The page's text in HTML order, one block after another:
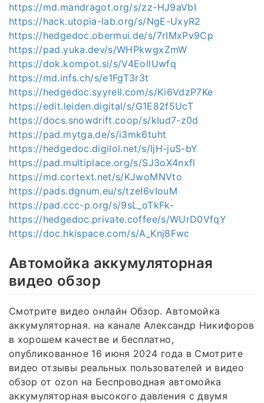
https://md.mandragot.org/s/zz-HJ9aVbI
https://hack.utopia-lab.org/s/NgE-UxyR2
https://hedgedoc.obermui.de/s/7rIMxPv9Cp
https://pad.yuka.dev/s/WHPkwgxZmW
https://dok.kompot.si/s/V4EollUwfq
https://md.infs.ch/s/e1FgT3r3t
https://hedgedoc.syyrell.com/s/Ki6VdzP7Ke
https://edit.leiden.digital/s/G1E82f5UcT
https://docs.snowdrift.coop/s/kIud7-z0d
https://pad.mytga.de/s/i3mk6tuht
https://hedgedoc.digilol.net/s/ljH-juS-bY
https://pad.multiplace.org/s/SJ3oX4nxfl
https://md.cortext.net/s/KJwoMNVto
https://pads.dgnum.eu/s/tzeI6vIouM
https://pad.ccc-p.org/s/9sL_oTkFk-
https://hedgedoc.private.coffee/s/WUrD0VfqY
https://doc.hkispace.com/s/A_Knj8Fwc
Автомойка аккумуляторная
видео обзор
Смотрите видео онлайн Обзор. Автомойка
аккумуляторная. на канале Александр Никифоров
в хорошем качестве и бесплатно,
опубликованное 16 июня 2024 года в Смотрите
видео отзывы реальных пользователей и видео
обзор от ozon на Беспроводная автомойка
аккумуляторная высокого давления с двумя